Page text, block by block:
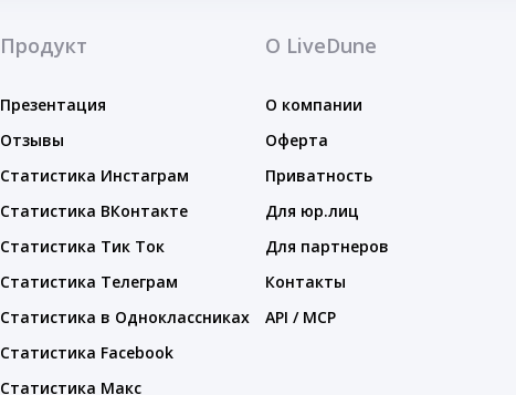
Продукт
Презентация
Отзывы
Статистика Инстаграм
Статистика ВКонтакте
Статистика Тик Ток
Статистика Телеграм
Статистика в Одноклассниках
Статистика Facebook
Статистика Макс
О LiveDune
О компании
Оферта
Приватность
Для юр.лиц
Для партнеров
Контакты
API / MCP